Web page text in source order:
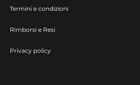
Termini e condizioni
Rimborsi e Resi
Privacy policy